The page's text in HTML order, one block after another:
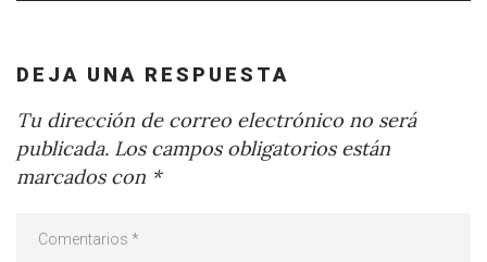
DEJA UNA RESPUESTA
Tu dirección de correo electrónico no será
publicada. Los campos obligatorios están
marcados con *